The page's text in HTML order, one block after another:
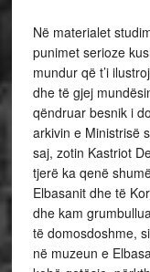
Në materialet
punimet serioze
mundur që t’i
dhe të gjej
qëndruar besnik i
arkivin e Ministrisë
saj, zotin Kastriot
tjerë ka qenë
Elbasanit dhe të
dhe kam
të domosdoshme,
në muzeun e